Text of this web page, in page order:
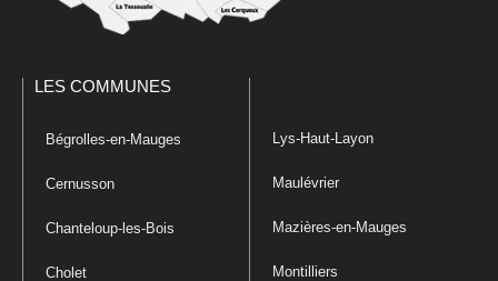
LES COMMUNES
Bégrolles-en-Mauges
Cernusson
Chanteloup-les-Bois
Cholet
Lys-Haut-Layon
Maulévrier
Mazières-en-Mauges
Montilliers